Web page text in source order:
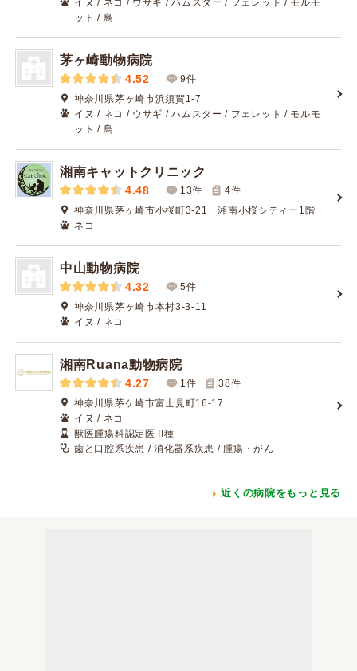
イヌ / ネコ / ウサギ / ハムスター / フェレット / モルモ
ット / 鳥
茅ヶ崎動物病院
4.52
9件
神奈川県茅ヶ崎市浜須賀1-7
イヌ / ネコ / ウサギ / ハムスター / フェレット / モルモ
ット / 鳥
湘南キャットクリニック
4.48 13件 4件
神奈川県茅ヶ崎市小桜町3-21 湘南小桜シティー1階
ネコ
中山動物病院
4.32
5件
神奈川県茅ヶ崎市本村3-3-11
イヌ / ネコ
湘南Ruana動物病院
4.27 1件 38件
神奈川県茅ケ崎市富士見町16-17
イヌ / ネコ
獣医腫瘍科認定医 II種
歯と口腔系疾患 / 消化器系疾患 / 腫瘍・がん
近くの病院をもっと見る